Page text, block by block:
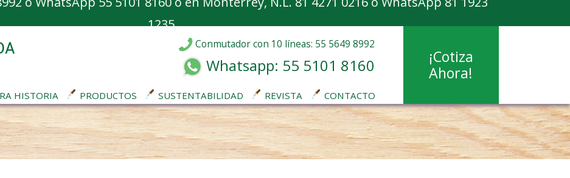
1235
Conmutador con 10 líneas: 55 5649 8992
Whatsapp: 55 5101 8160
HISTORIA PRODUCTOS SUSTENTABILIDAD REVISTA CONTACTO
¡Cotiza
Ahora!